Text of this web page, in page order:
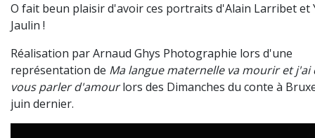
O fait beun plaisir d'avoir ces portraits d'Alain Larribet et
Jaulin !
Réalisation par Arnaud Ghys Photographie lors d'une
représentation de Ma langue maternelle va mourir et j'ai
vous parler d'amourlors des Dimanches du conte à
juin dernier.